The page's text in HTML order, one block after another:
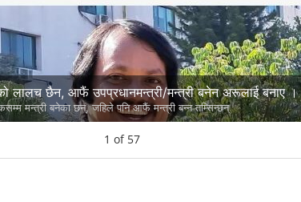
लालच छैन, आफैं उपप्रधानमन्त्री/मन्त्री बनेन अरूलाई बनाए ।
मन्त्री बनेका छन्, जहिले पनि आफैं मन्त्री बन्न तम्सिन्छन्
1 of 57